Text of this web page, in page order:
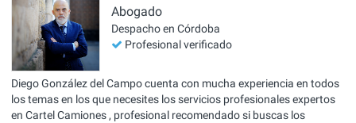
Abogado
Despacho en Córdoba
Profesional verificado
Diego González del Campo cuenta con mucha experiencia en todos
los temas en los que necesites los servicios profesionales expertos
en Cartel Camiones , profesional recomendado si buscas los